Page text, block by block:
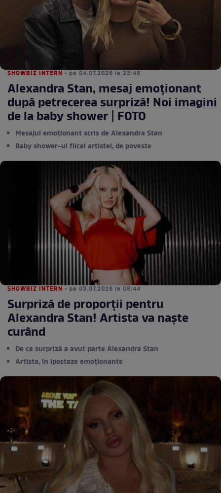
SHOWBIZ INTERN • pe 04.07.2026 la 23:48
Alexandra Stan, mesaj emoționant
după petrecerea surpriză! Noi imagini
de la baby shower | FOTO
Mesajul emoționant scris de Alexandra Stan
Baby shower-ul fiicei artistei, de poveste
SHOWBIZ INTERN • pe 03.07.2026 la 08:44
Surpriză de proporții pentru
Alexandra Stan! Artista va naște
curând
De ce surpriză a avut parte Alexandra Stan
Artista, în ipostaze emoționante